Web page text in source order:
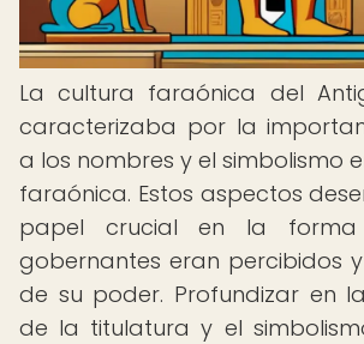
La cultura faraónica del
caracterizaba por la
a los nombres y el simbolismo
faraónica. Estos aspectos
papel crucial en la
gobernantes eran percibidos
de su poder. Profundizar en
de la titulatura y el